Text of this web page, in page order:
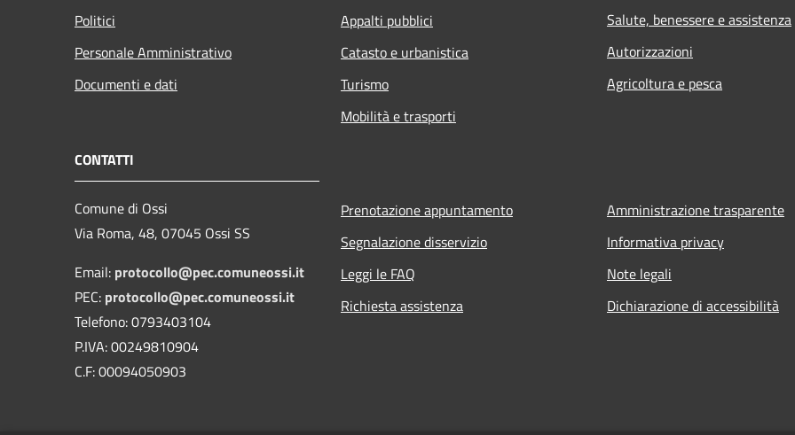
Politici
Personale Amministrativo
Documenti e dati
Appalti pubblici
Catasto e urbanistica
Turismo
Mobilità e trasporti
Salute, benessere e assistenza
Autorizzazioni
Agricoltura e pesca
CONTATTI
Comune di Ossi
Via Roma, 48, 07045 Ossi SS
Email: protocollo@pec.comuneossi.it
PEC: protocollo@pec.comuneossi.it
Telefono: 0793403104
P.IVA: 00249810904
C.F: 00094050903
Prenotazione appuntamento
Segnalazione disservizio
Leggi le FAQ
Richiesta assistenza
Amministrazione trasparente
Informativa privacy
Note legali
Dichiarazione di accessibilità